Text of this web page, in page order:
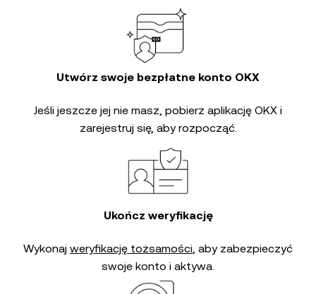
Utwórz swoje bezpłatne konto OKX
Jeśli jeszcze jej nie masz, pobierz aplikację OKX i
zarejestruj się, aby rozpocząć.
Ukończ weryfikację
Wykonaj weryfikację tożsamości, aby zabezpieczyć
swoje konto i aktywa.